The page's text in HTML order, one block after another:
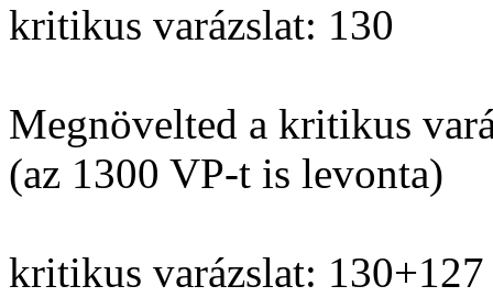
kritikus varázslat: 130
Megnövelted a kritikus
(az 1300 VP-t is levonta)
kritikus varázslat: